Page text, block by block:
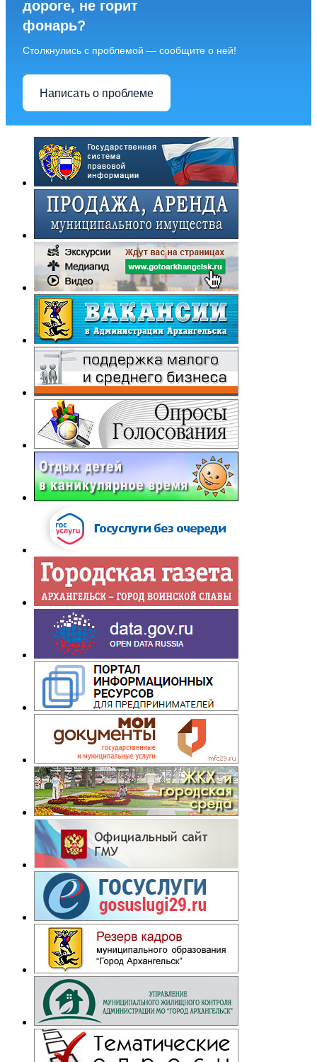
дороге, не горит
фонарь?
Столкнулись с проблемой — сообщите о ней!
Написать о проблеме